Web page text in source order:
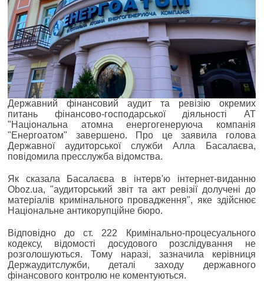
Державний фінансовий аудит та ревізію окремих
питань фінансово-господарської діяльності АТ
"Національна атомна енергогенеруюча компанія
"Енергоатом" завершено. Про це заявила голова
Державної аудиторської служби Алла Басалаєва,
повідомила пресслужба відомства.
Як сказала Басалаєва в інтерв'ю інтернет-виданню
Oboz.ua, "аудиторський звіт та акт ревізії долучені до
матеріалів кримінального провадження", яке здійснює
Національне антикорупційне бюро.
Відповідно до ст. 222 Кримінально-процесуального
кодексу, відомості досудового розслідування не
розголошуються. Тому наразі, зазначила керівниця
Держаудитслужби, деталі заходу державного
фінансового контролю не коментуються.